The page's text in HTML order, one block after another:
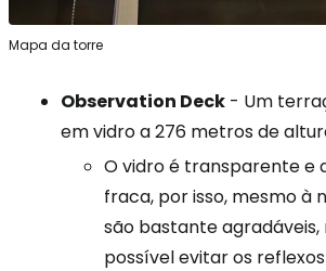
Mapa da torre
Observation Deck - Um
em vidro a 276 metros de
O vidro é transparente e
fraca, por isso, mesmo à
são bastante agradáveis,
possível evitar os